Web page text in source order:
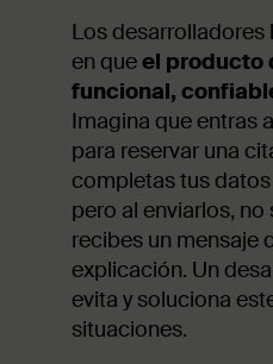
Los desarrolladores
en queel producto
funcional,
Imagina que entras
para reservar una
completas tus
pero al enviarlos,
recibes un mensaje
explicación. Un
evita y soluciona
situaciones.